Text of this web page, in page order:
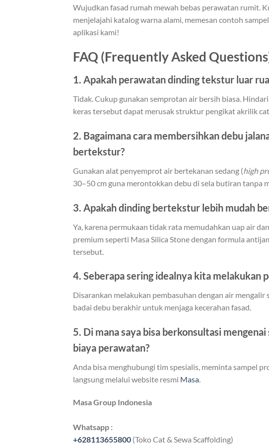
Wujudkan fasad rumah mewah bebas perawatan rumit.
menjelajahi katalog warna alami, memesan contoh
aplikasi kami!
FAQ (Frequently Asked
1. Apakah perawatan dinding tekstur luar
Tidak. Cukup gunakan semprotan air bersih biasa.
keras tersebut dapat merusak struktur pengikat akrilik
2. Bagaimana cara membersihkan debu
bertekstur?
Gunakan alat penyemprot air bertekanan sedang (high
30–50 cm guna merontokkan debu di sela butiran tanpa
3. Apakah dinding bertekstur lebih mudah
Ya, karena permukaan tidak rata memudahkan uap air
premium seperti Masa Silica Stone dengan formula
tersebut.
4. Seberapa sering idealnya kita melakukan
Disarankan melakukan pembasuhan dengan air
badai debu berakhir untuk menjaga kecerahan fasad.
5. Di mana saya bisa berkonsultasi
biaya perawatan?
Anda bisa menghubungi tim spesialis, meminta sampel
langsung melalui website resmi Masa.
Masa Group Indonesia
Whatsapp :
+628113655800 (Toko Cat & Sewa Scaffolding)